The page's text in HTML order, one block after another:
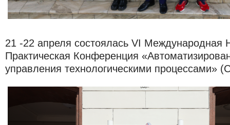
21 -22 апреля состоялась VI Международная
Практическая Конференция
управления технологическими процессами»